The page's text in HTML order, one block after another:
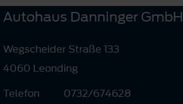
Autohaus Danninger GmbH
Wegscheider Straße 133
4060 Leonding
Telefon
0732/674628